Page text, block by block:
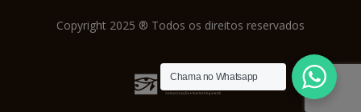
Copyright 2025 ® Todos os direitos reservados
Chama no Whatsapp